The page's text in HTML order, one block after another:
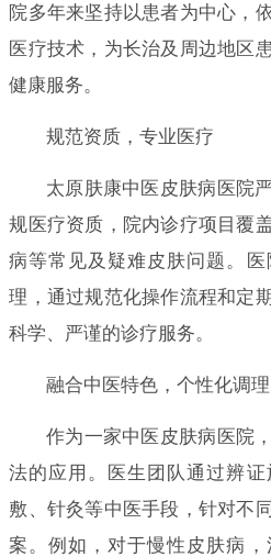
院多年来坚持以患者为中心，
医疗技术，为长治及周边地区
健康服务。
规范资质，专业医疗
太原肤康中医皮肤病医院
规医疗资质，院内诊疗项目覆
病等常见及疑难皮肤问题。
理，通过规范化操作流程和定
科学、严谨的诊疗服务。
融合中医特色，个性化调理
作为一家中医皮肤病医院
法的应用。医生团队通过辨
敷、针灸等中医手段，针对不
案。例如，对于慢性皮肤病